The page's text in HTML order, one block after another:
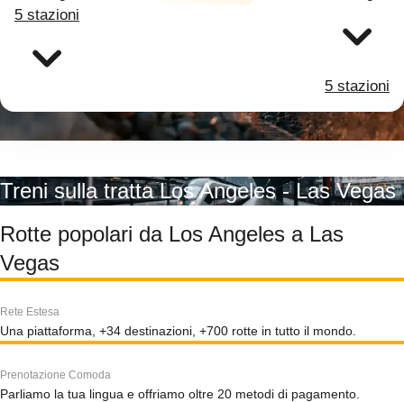
5 stazioni
5 stazioni
Treni sulla tratta Los Angeles - Las Vegas
Rotte popolari da Los Angeles a Las
Vegas
Rete Estesa
Una piattaforma, +34 destinazioni, +700 rotte in tutto il mondo.
Prenotazione Comoda
Parliamo la tua lingua e offriamo oltre 20 metodi di pagamento.